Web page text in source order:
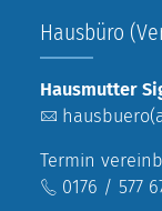
Hausbüro
Hausmutter
Termin
0176 / 577